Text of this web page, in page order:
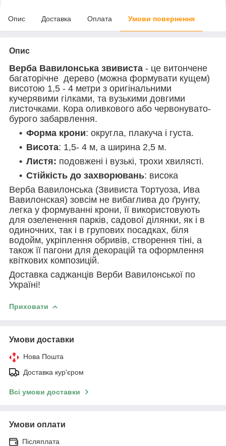
Опис Доставка Оплата Умови повернення
Опис
Верба Вавилонська звивиста - це витончене
багаторічне дерево (можна формувати кущем)
висотою 1,5 - 4 метри з оригінальними
кучерявими гілками, та вузькими довгими
листочками. Кора оливкового або червонувато-
бурого забарвлення.
Форма крони: округла, плакуча і густа.
Висота: 1,5- 4 м, а ширина 2,5 м.
Листя: подовжені і вузькі, трохи хвилясті.
Стійкість до захворювань: висока
Верба Вавилонська (Звивиста Тортуоза, Ива
Вавилонская) зовсім не вибаглива до ґрунту,
легка у формуванні крони, її використовують
для озеленення парків, садової ділянки, як і в
одиночних, так і в групових посадках, біля
водойм, укріплення обривів, створення тіні, а
також її пагони для декорацій та оформлення
квіткових композицій.
Доставка саджанців Верби Вавилонської по
Україні!
Приховати
Умови доставки
Нова Пошта
Доставка кур'єром
Всі умови доставки
Умови оплати
Післяплата